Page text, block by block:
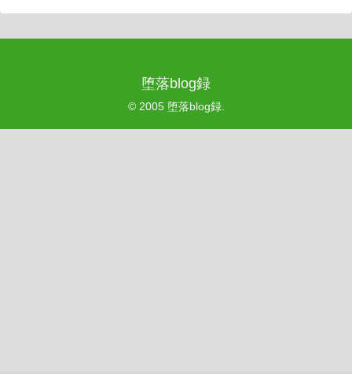
堕落blog録
© 2005 堕落blog録.